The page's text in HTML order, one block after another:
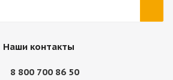
Наши контакты
8 800 700 86 50